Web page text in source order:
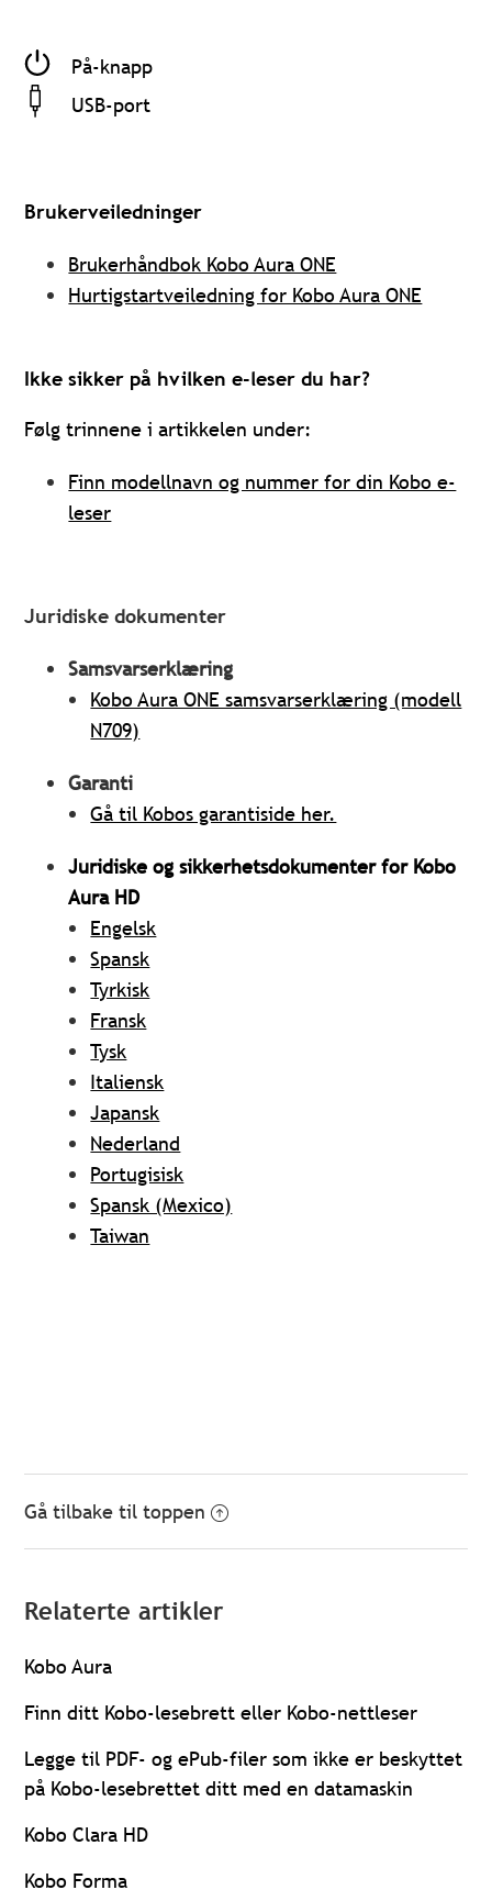
På-knapp
USB-port
Brukerveiledninger
Brukerhåndbok Kobo Aura ONE
Hurtigstartveiledning for Kobo Aura ONE
Ikke sikker på hvilken e-leser du har?
Følg trinnene i artikkelen under:
Finn modellnavn og nummer for din Kobo e-
leser
Juridiske dokumenter
Samsvarserklæring
Kobo Aura ONE samsvarserklæring (modell
N709)
Garanti
Gå til Kobos garantiside her.
Juridiske og sikkerhetsdokumenter for Kobo
Aura HD
Engelsk
Spansk
Tyrkisk
Fransk
Tysk
Italiensk
Japansk
Nederland
Portugisisk
Spansk (Mexico)
Taiwan
Gå tilbake til toppen
Relaterte artikler
Kobo Aura
Finn ditt Kobo-lesebrett eller Kobo-nettleser
Legge til PDF- og ePub-filer som ikke er beskyttet
på Kobo-lesebrettet ditt med en datamaskin
Kobo Clara HD
Kobo Forma